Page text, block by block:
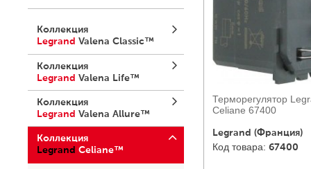
Быстрый
Терморегулятор
Celiane 67400
Legrand (Франция)
67400
Коллекция
Legrand Valena Classic™
Коллекция
Legrand Valena Life™
Коллекция
Legrand Valena Allure™
Коллекция
Legrand Celiane™